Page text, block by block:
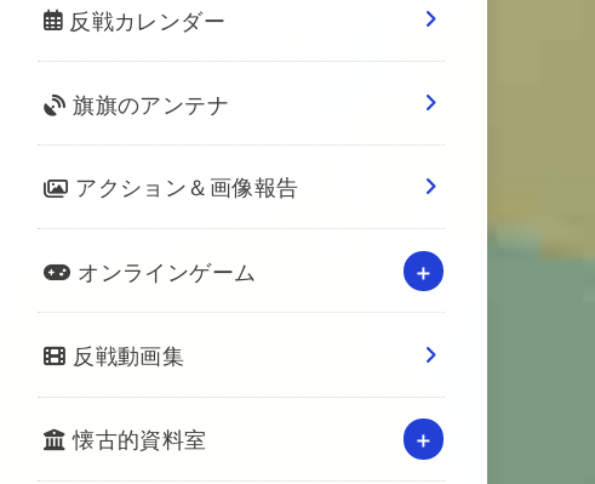
反戦カレンダー
旗旗のアンテナ
アクション＆画像報告
オンラインゲーム
反戦動画集
懐古的資料室